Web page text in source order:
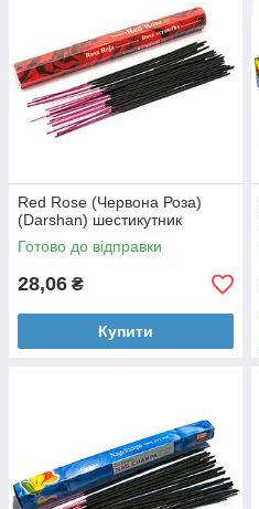
Red Rose (Червона Роза)
(Darshan) шестикутник
Готово до відправки
28,06 ₴
Купити